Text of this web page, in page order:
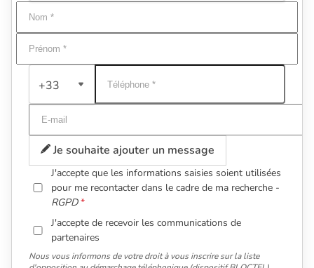
+33
Je souhaite ajouter un message
J'accepte que les informations saisies soient utilisées
pour me recontacter dans le cadre de ma recherche -
RGPD
J'accepte de recevoir les communications de
partenaires
Nous vous informons de votre droit à vous inscrire sur la liste